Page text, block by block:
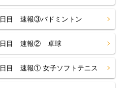
日目 速報③バドミントン
日目 速報② 卓球
目 速報① 女子ソフトテニス